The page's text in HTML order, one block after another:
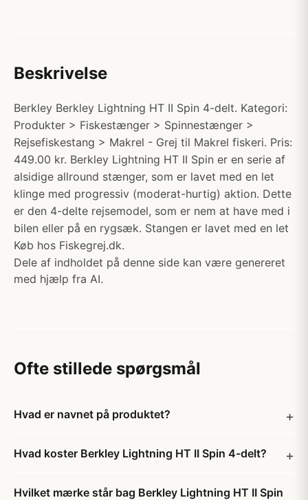
Beskrivelse
Berkley Berkley Lightning HT II Spin 4-delt. Kategori:
Produkter > Fiskestænger > Spinnestænger >
Rejsefiskestang > Makrel - Grej til Makrel fiskeri. Pris:
449.00 kr. Berkley Lightning HT II Spin er en serie af
alsidige allround stænger, som er lavet med en let
klinge med progressiv (moderat-hurtig) aktion. Dette
er den 4-delte rejsemodel, som er nem at have med i
bilen eller på en rygsæk. Stangen er lavet med en let
Køb hos Fiskegrej.dk.
Dele af indholdet på denne side kan være genereret
med hjælp fra AI.
Ofte stillede spørgsmål
Hvad er navnet på produktet?
Hvad koster Berkley Lightning HT II Spin 4-delt?
Hvilket mærke står bag Berkley Lightning HT II Spin